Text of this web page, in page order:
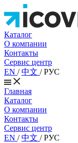
Каталог
О компании
Контакты
Сервис центр
EN /中文 /РУС
Главная
Каталог
О компании
Контакты
Сервис центр
EN /中文 /РУС